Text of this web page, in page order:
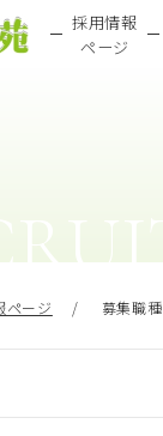
採用情報
ページ
ページ 募集職種